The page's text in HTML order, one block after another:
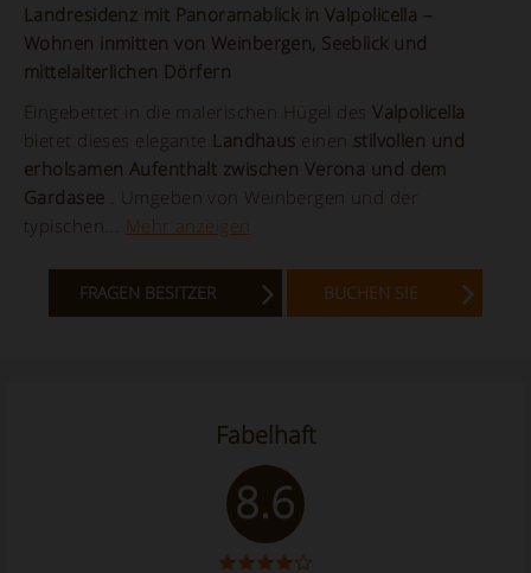
Landresidenz mit Panoramablick in Valpolicella –
Wohnen inmitten von Weinbergen, Seeblick und
mittelalterlichen Dörfern
Eingebettet in die malerischen Hügel desValpolicella
bietet dieses elegante Landhaus einen stilvollen und
erholsamen Aufenthalt zwischen Verona und dem
Gardasee . Umgeben von Weinbergen und der
typischen...
Mehr anzeigen
FRAGEN BESITZER BUCHEN SIE
Fabelhaft
8.6